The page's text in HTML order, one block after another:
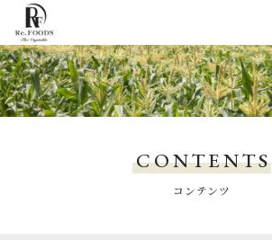
お気に入り
CHECKED PRODUCTS
CONTENTS
コンテンツ